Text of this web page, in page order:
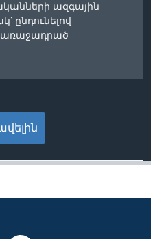
ազգային
ընդունելով